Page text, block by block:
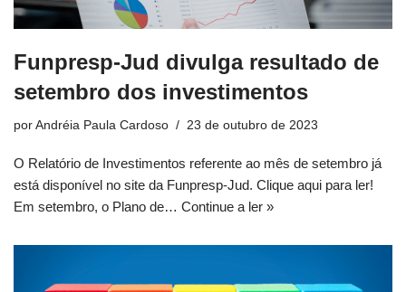
Funpresp-Jud divulga resultado de
setembro dos investimentos
por Andréia Paula Cardoso 23 de outubro de 2023
O Relatório de Investimentos referente ao mês de setembro já
está disponível no site da Funpresp-Jud. Clique aqui para ler!
Em setembro, o Plano de… Continue a ler »